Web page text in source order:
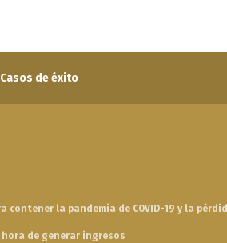
Casos de éxito
la pandemia de COVID-19 y la
de generar ingresos